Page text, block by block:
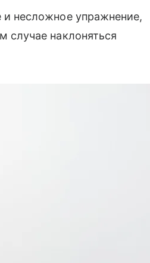
и несложное упражнение,
случае наклоняться